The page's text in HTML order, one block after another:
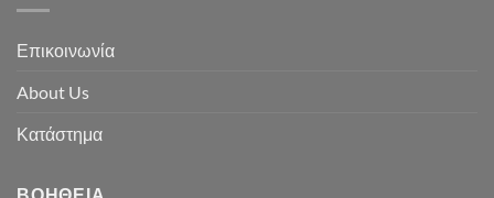
Επικοινωνία
About Us
Κατάστημα